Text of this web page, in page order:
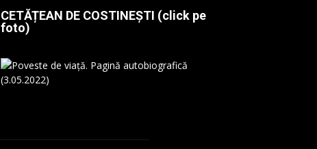
CETĂȚEAN DE COSTINEȘTI (click pe
foto)